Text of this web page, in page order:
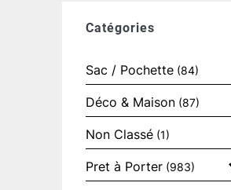
Catégories
Sac / Pochette (84)
Déco & Maison (87)
Non Classé (1)
Pret à Porter (983)